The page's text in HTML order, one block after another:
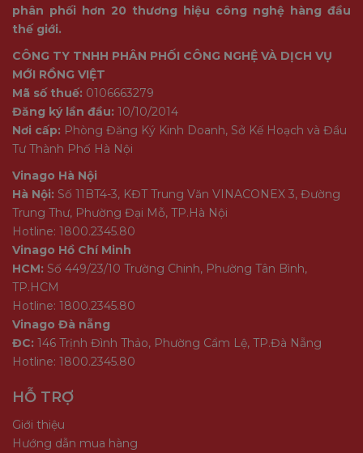
phân phối hơn 20 thương hiệu công nghệ hàng đầu
thế giới.
CÔNG TY TNHH PHÂN PHỐI CÔNG NGHỆ VÀ DỊCH VỤ
MỚI RỒNG VIỆT
Mã số thuế: 0106663279
Đăng ký lần đầu: 10/10/2014
Nơi cấp: Phòng Đăng Ký Kinh Doanh, Sở Kế Hoạch và Đầu
Tư Thành Phố Hà Nội
Vinago Hà Nội
Hà Nội: Số 11BT4-3, KĐT Trung Văn VINACONEX 3, Đường
Trung Thư, Phường Đại Mỗ, TP.Hà Nội
Hotline: 1800.2345.80
Vinago Hồ Chí Minh
HCM: Số 449/23/10 Trường Chinh, Phường Tân Bình,
TP.HCM
Hotline: 1800.2345.80
Vinago Đà nẵng
ĐC: 146 Trịnh Đình Thảo, Phường Cẩm Lệ, TP.Đà Nẵng
Hotline: 1800.2345.80
HỖ TRỢ
Giới thiệu
Hướng dẫn mua hàng